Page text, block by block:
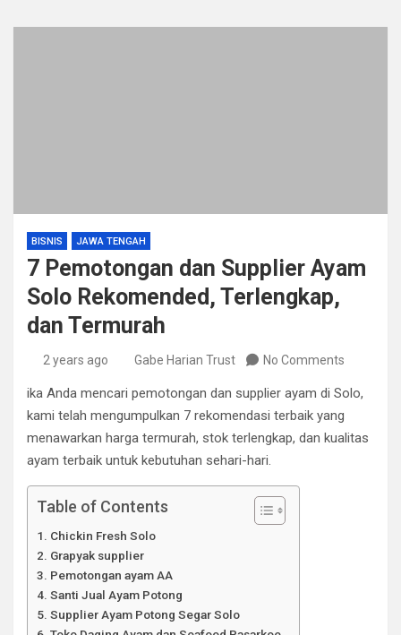
BISNIS JAWA TENGAH
7 Pemotongan dan Supplier Ayam
Solo Rekomended, Terlengkap,
dan Termurah
2 years ago Gabe Harian Trust No Comments
ika Anda mencari pemotongan dan supplier ayam di Solo,
kami telah mengumpulkan 7 rekomendasi terbaik yang
menawarkan harga termurah, stok terlengkap, dan kualitas
ayam terbaik untuk kebutuhan sehari-hari.
Table of Contents
Chickin Fresh Solo
Grapyak supplier
Pemotongan ayam AA
Santi Jual Ayam Potong
Supplier Ayam Potong Segar Solo